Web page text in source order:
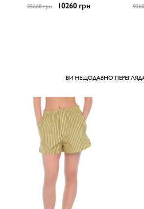
25660 грн 10260 грн
ВИ НЕЩОДАВНО